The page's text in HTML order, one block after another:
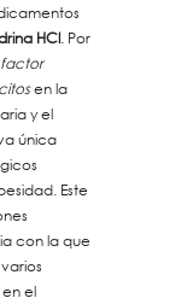
HCl. Por
en la
y el
única
Este
con la que
el